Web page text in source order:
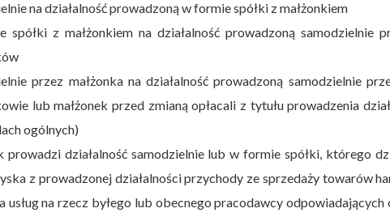
na działalność prowadzoną w formie spółki z małżonkiem
spółki z małżonkiem na działalność prowadzoną samodzielnie
przez małżonka na działalność prowadzoną samodzielnie
lub małżonek przed zmianą opłacali z tytułu prowadzenia
ogólnych)
prowadzi działalność samodzielnie lub w formie spółki, którego
z prowadzonej działalności przychody ze sprzedaży towarów
usług na rzecz byłego lub obecnego pracodawcy